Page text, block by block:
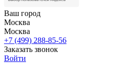
Ваш город
Москва
Москва
+7 (499) 288-85-56
Заказать звонок
Войти